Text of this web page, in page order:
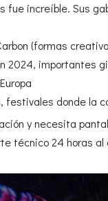
increíble. Sus
(formas
2024, importantes
donde la
y necesita
técnico 24 horas